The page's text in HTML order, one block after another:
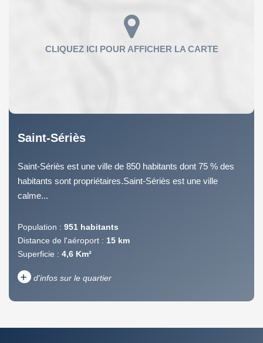
Saint-Sériès
Saint-Sériès est une ville de 850 habitants dont 75 % des
habitants sont propriétaires.Saint-Sériès est une ville
calme...
Population : 951 habitants
Distance de l'aéroport : 15 km
Superficie : 4,6 Km²
+ d'infos sur le quartier